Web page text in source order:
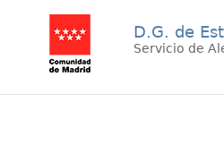
D.G. de
Servicio de